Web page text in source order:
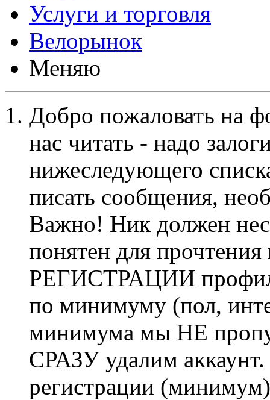
Услуги и торговля
Велорынок
Меняю
Добро пожаловать на
нас читать - надо
нижеследующего
писать сообщения,
Важно! Ник должен
понятен для
РЕГИСТРАЦИИ профиль
по минимуму (пол,
минимума мы НЕ
СРАЗУ удалим
регистрации